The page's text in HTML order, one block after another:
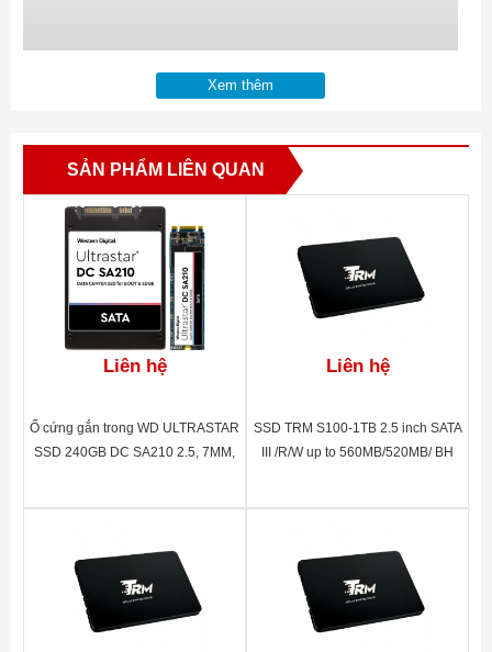
Xem thêm
SẢN PHẨM LIÊN QUAN
Liên hệ
Ổ cứng gắn trong WD ULTRASTAR
SSD 240GB DC SA210 2.5, 7MM,
Liên hệ
SSD TRM S100-1TB 2.5 inch SATA
III /R/W up to 560MB/520MB/ BH